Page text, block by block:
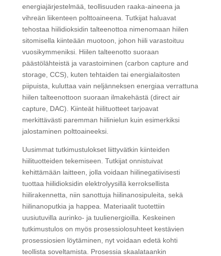
energiajärjestelmää, teollisuuden raaka-aineena ja
vihreän liikenteen polttoaineena. Tutkijat haluavat
tehostaa hiilidioksidin talteenottoa nimenomaan hiilen
sitomisella kiinteään muotoon, johon hiili varastoituu
vuosikymmeniksi. Hiilen talteenotto suoraan
päästölähteistä ja varastoiminen (carbon capture and
storage, CCS), kuten tehtaiden tai energialaitosten
piipuista, kuluttaa vain neljänneksen energiaa verrattuna
hiilen talteenottoon suoraan ilmakehästä (direct air
capture, DAC). Kiinteät hiilituotteet tarjoavat
merkittävästi paremman hiilinielun kuin esimerkiksi
jalostaminen polttoaineeksi.
Uusimmat tutkimustulokset liittyvätkin kiinteiden
hiilituotteiden tekemiseen. Tutkijat onnistuivat
kehittämään laitteen, jolla voidaan hiilinegatiivisesti
tuottaa hiilidioksidin elektrolyysillä kerroksellista
hiilirakennetta, niin sanottuja hiilinanosipuleita, sekä
hiilinanoputkia ja happea. Materiaalit tuotettiin
uusiutuvilla aurinko- ja tuulienergioilla. Keskeinen
tutkimustulos on myös prosessiolosuhteet kestävien
prosessiosien löytäminen, nyt voidaan edetä kohti
teollista soveltamista. Prosessia skaalataankin